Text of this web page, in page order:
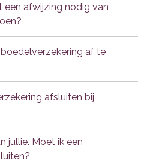
een afwijzing nodig van